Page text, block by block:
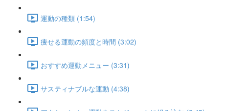
運動の種類 (1:54)
痩せる運動の頻度と時間 (3:02)
おすすめ運動メニュー (3:31)
サスティナブルな運動 (4:38)